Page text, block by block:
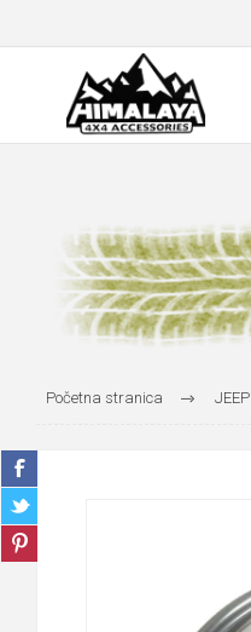
Početna stranica JEEP